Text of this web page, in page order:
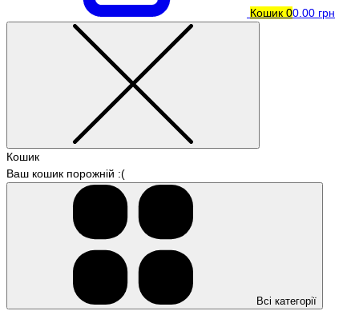
Кошик 00.00 грн
Кошик
Ваш кошик порожній :(
Всі категорії